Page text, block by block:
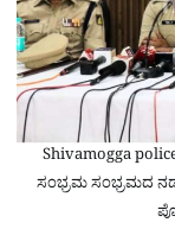
Shivamogga
ಸಂಭ್ರಮ ಸಂಭ್ರಮದ